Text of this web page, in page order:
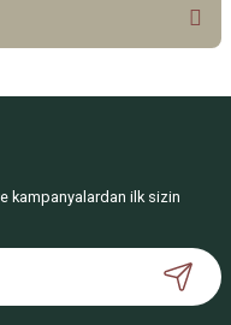
kampanyalardan ilk sizin